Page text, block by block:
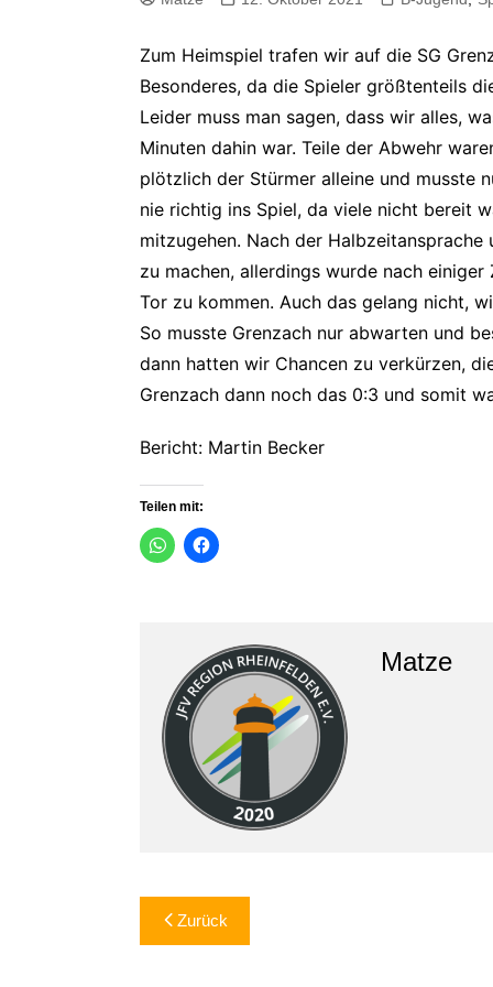
Spielstätten
Real Madrid Fußballcamp
F-Junioren
G-Junioren
Eltern
Zum Heimspiel trafen wir auf die SG
Besonderes, da die Spieler größtenteils
Leider muss man sagen, dass wir alles,
Minuten dahin war. Teile der Abwehr
plötzlich der Stürmer alleine und musste
nie richtig ins Spiel, da viele nicht bereit
mitzugehen. Nach der
zu machen, allerdings wurde nach
Tor zu kommen. Auch das gelang nicht,
So musste Grenzach nur abwarten und
dann hatten wir Chancen zu verkürzen,
Grenzach dann noch das 0:3 und somit
Bericht: Martin Becker
Teilen mit:
Matze
Beitragsnavigation
Zurück